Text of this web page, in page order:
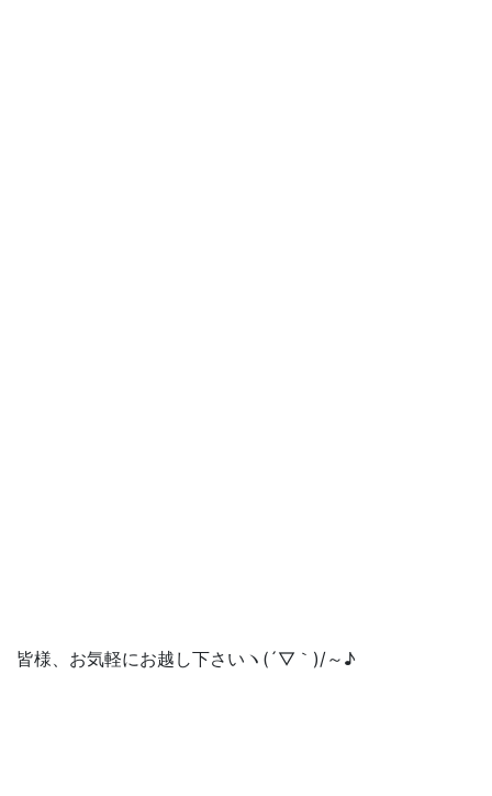
皆様、お気軽にお越し下さいヽ(´▽｀)/～♪